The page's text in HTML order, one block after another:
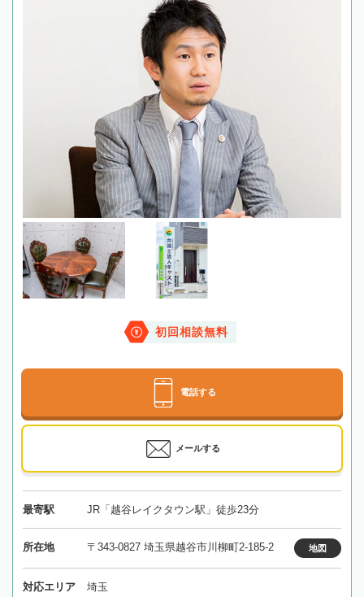
初回相談無料
電話する
メールする
最寄駅 JR「越谷レイクタウン駅」徒歩23分
所在地 〒343-0827 埼玉県越谷市川柳町2-185-2 地図
対応エリア 埼玉